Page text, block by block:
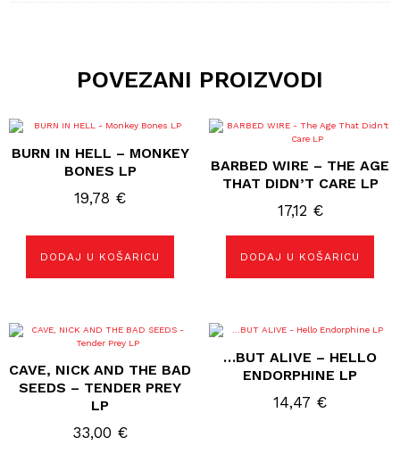
POVEZANI PROIZVODI
BURN IN HELL – MONKEY
BONES LP
19,78 €
DODAJ U KOŠARICU
BARBED WIRE – THE AGE
THAT DIDN’T CARE LP
17,12 €
DODAJ U KOŠARICU
CAVE, NICK AND THE BAD
SEEDS – TENDER PREY
LP
33,00 €
…BUT ALIVE – HELLO
ENDORPHINE LP
14,47 €